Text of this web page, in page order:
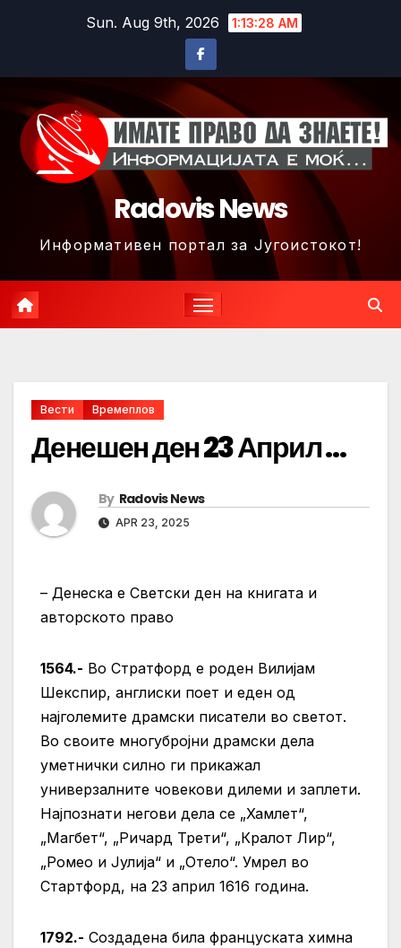
Sun. Aug 9th, 2026 1:13:30 AM
Radovis News
Информативен портал за Југоистокот!
Вести Времеплов
Денешен ден 23 Април …
By Radovis News
APR 23, 2025
– Денеска е Светски ден на книгата и
авторското право
1564.- Во Стратфорд е роден Вилијам
Шекспир, англиски поет и еден од
најголемите драмски писатели во светот.
Во своите многубројни драмски дела
уметнички силно ги прикажал
универзалните човекови дилеми и заплети.
Најпознати негови дела се „Хамлет“,
„Магбет“, „Ричард Трети“, „Кралот Лир“,
„Ромео и Јулија“ и „Отело“. Умрел во
Стартфорд, на 23 април 1616 година.
1792.- Создадена била француската химна